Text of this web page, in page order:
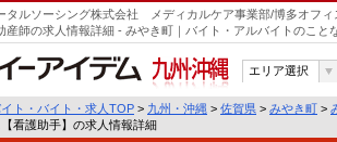
タルソーシング株式会社 メディカルケア事業部/博多オフ
産師の求人情報詳細 - みやき町｜バイト・アルバイトのこと
九州・沖縄
エリア選択
ト・バイト・求人TOP > 九州・沖縄 > 佐賀県 > みやき町 >
看護助手】の求人情報詳細